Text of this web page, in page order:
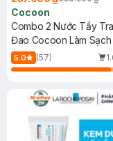
Cocoon
Combo 2 Nước Tẩy
Đao Cocoon Làm Sạch
Dầu 500ml
5.0 (57)